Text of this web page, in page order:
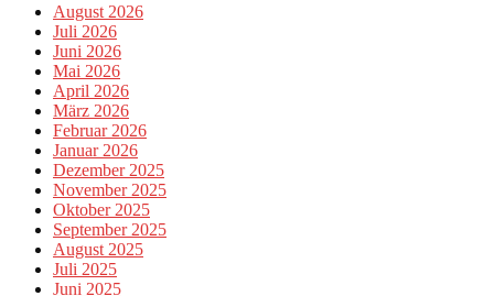
August 2026
Juli 2026
Juni 2026
Mai 2026
April 2026
März 2026
Februar 2026
Januar 2026
Dezember 2025
November 2025
Oktober 2025
September 2025
August 2025
Juli 2025
Juni 2025